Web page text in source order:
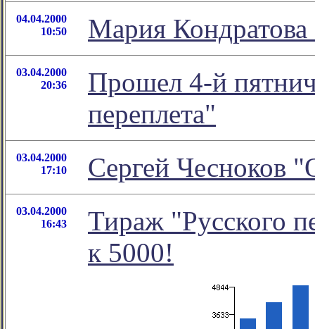
04.04.2000
10:50
Мария Кондратова
03.04.2000
20:36
Прошел 4-й
переплета"
03.04.2000
17:10
Сергей Чесноков
03.04.2000
16:43
Тираж "Русского
к 5000!